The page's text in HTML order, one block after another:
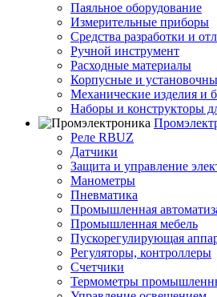
Паяльное оборудование
Измерительные приборы
Средства разработки и
Ручной инструмент
Расходные материалы
Корпусные и
Механические изделия и
Наборы и конструкторы
Реле RBUZ
Датчики
Защита и управление
Манометры
Пневматика
Промышленная
Промышленная мебель
Пускорегулирующая
Регуляторы, контроллеры
Счетчики
Термометры